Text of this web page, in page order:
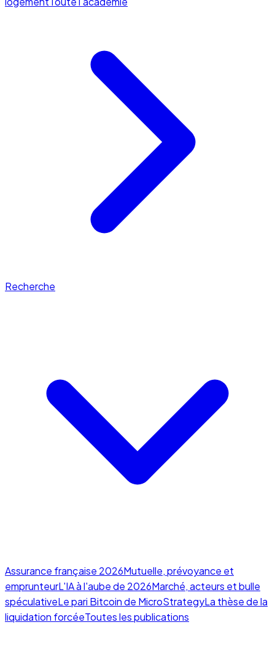
Recherche
Assurance française 2026Mutuelle, prévoyance et
emprunteurL'IA à l'aube de 2026Marché, acteurs et bulle
spéculativeLe pari Bitcoin de MicroStrategyLa thèse de la
liquidation forcéeToutes les publications